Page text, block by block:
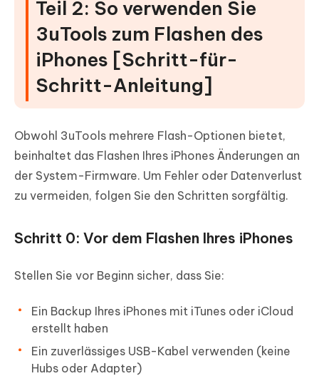
Teil 2: So verwenden Sie
3uTools zum Flashen des
iPhones [Schritt-für-
Schritt-Anleitung]
Obwohl 3uTools mehrere Flash-Optionen bietet,
beinhaltet das Flashen Ihres iPhones Änderungen an
der System-Firmware. Um Fehler oder Datenverlust
zu vermeiden, folgen Sie den Schritten sorgfältig.
Schritt 0: Vor dem Flashen Ihres iPhones
Stellen Sie vor Beginn sicher, dass Sie:
Ein Backup Ihres iPhones mit iTunes oder iCloud
erstellt haben
Ein zuverlässiges USB-Kabel verwenden (keine
Hubs oder Adapter)